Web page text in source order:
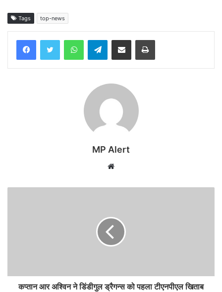
Tags top-news
WhatsAppTelegramShare via Email Print
MP Alert
Website
कप्तान आर अश्विन ने डिंडीगुल ड्रैगन्स को पहला टीएनपीएल खिताब